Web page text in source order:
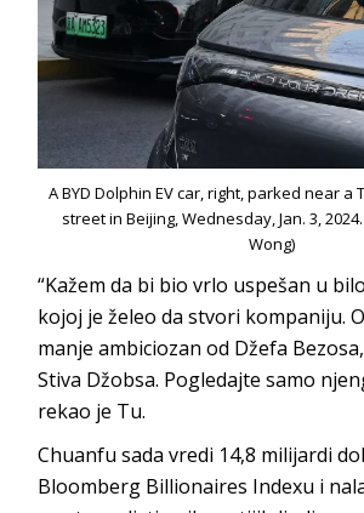
A BYD Dolphin EV car, right, parked near a
street in Beijing, Wednesday, Jan. 3,
Wong)
“Kažem da bi bio vrlo uspešan u
kojoj je želeo da stvori kompaniju.
manje ambiciozan od Džefa
Stiva Džobsa. Pogledajte samo
rekao je Tu.
Chuanfu sada vredi 14,8 milijardi
Bloomberg Billionaires Indexu i